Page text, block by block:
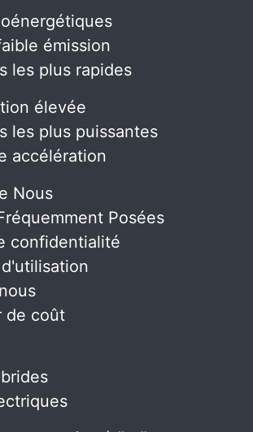
émission
les plus rapides
élevée
les plus puissantes
accélération
Nous
Posées
confidentialité
de coût